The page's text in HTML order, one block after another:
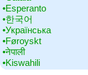
•‎Esperanto
•‎한국어
•‎Українська
•‎Føroyskt
•‎नेपाली
•‎Kiswahili